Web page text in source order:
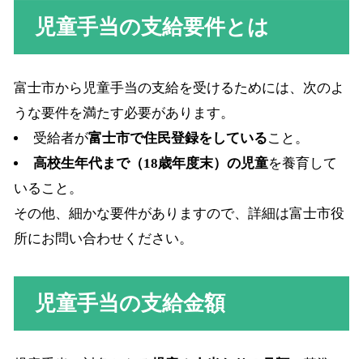
児童手当の支給要件とは
富士市から児童手当の支給を受けるためには、次のよ
うな要件を満たす必要があります。
受給者が富士市で住民登録をしていること。
高校生年代まで（18歳年度末）の児童を養育して
いること。
その他、細かな要件がありますので、詳細は富士市役
所にお問い合わせください。
児童手当の支給金額